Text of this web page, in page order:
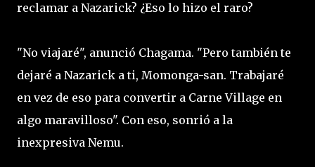
reclamar a Nazarick? ¿Eso lo hizo el raro?
"No viajaré", anunció Chagama. "Pero también te
dejaré a Nazarick a ti, Momonga-san. Trabajaré
en vez de eso para convertir a Carne Village en
algo maravilloso". Con eso, sonrió a la
inexpresiva Nemu.